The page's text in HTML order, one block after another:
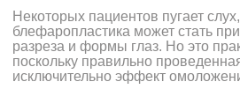
Некоторых пациентов пугает
блефаропластика может стать
разреза и формы глаз. Но это
поскольку правильно
исключительно эффект